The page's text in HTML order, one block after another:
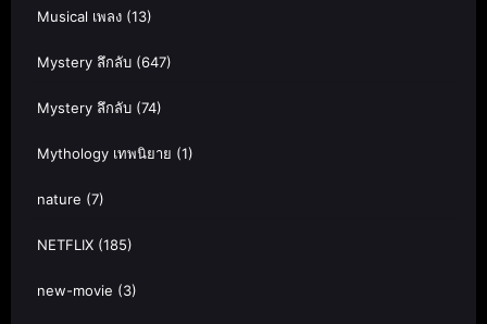
Musical เพลง (13)
Mystery ลึกลับ (647)
Mystery ลึกลับ (74)
Mythology เทพนิยาย (1)
nature (7)
NETFLIX (185)
new-movie (3)